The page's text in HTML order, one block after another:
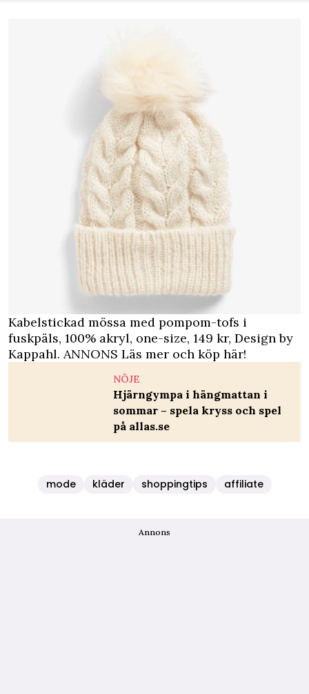
Kabelstickad mössa med pompom-tofs i
fuskpäls, 100% akryl, one-size, 149 kr, Design by
Kappahl. ANNONS Läs mer och köp här!
NÖJE
Hjärngympa i hängmattan i
sommar – spela kryss och spel
på allas.se
mode kläder shoppingtips affiliate
Annons